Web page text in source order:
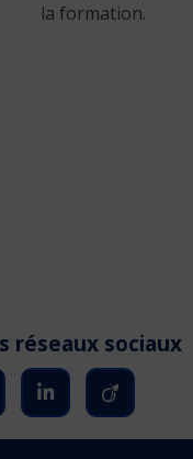
la formation.